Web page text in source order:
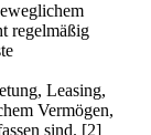
regelmäßig
Leasing,
Vermögen,
sind. [2]